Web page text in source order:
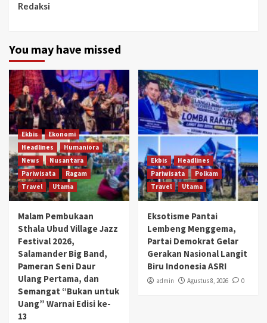
Redaksi
You may have missed
Ekbis
Ekonomi
Headlines
Humaniora
News
Nusantara
Pariwisata
Ragam
Travel
Utama
Malam Pembukaan
Sthala Ubud Village Jazz
Festival 2026,
Salamander Big Band,
Pameran Seni Daur
Ulang Pertama, dan
Semangat “Bukan untuk
Uang” Warnai Edisi ke-
13
Ekbis
Headlines
Pariwisata
Polkam
Travel
Utama
Eksotisme Pantai
Lembeng Menggema,
Partai Demokrat Gelar
Gerakan Nasional Langit
Biru Indonesia ASRI
admin Agustus 8, 2026 0